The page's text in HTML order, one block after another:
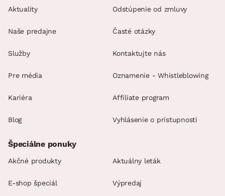
Aktuality
Naše predajne
Služby
Pre média
Kariéra
Blog
Odstúpenie od zmluvy
Časté otázky
Kontaktujte nás
Oznamenie - Whistleblowing
Affiliate program
Vyhlásenie o prístupnosti
Špeciálne ponuky
Akčné produkty Aktuálny leták
E-shop špeciál Výpredaj